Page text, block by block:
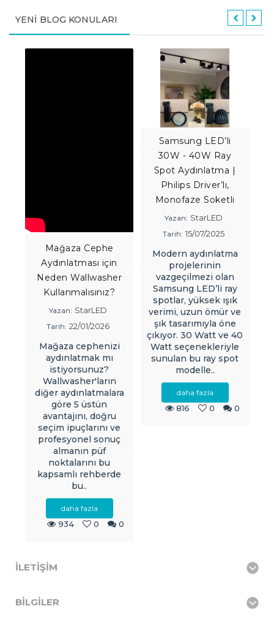
YENI BLOG KONULARI
Mağaza Cephe
Aydınlatması için
Neden Wallwasher
Kullanmalısınız?
Yazan: StarLED
Tarih: 22/01/2026
Mağaza cephenizi
aydınlatmak mı
istiyorsunuz?
Wallwasher'ların
diğer aydınlatmalara
göre 5 üstün
avantajını, doğru
seçim ipuçlarını ve
profesyonel sonuç
almanın püf
noktalarını bu
kapsamlı rehberde
bu..
daha fazla
934 0 0
Samsung LED’li
30W - 40W Ray
Spot Aydınlatma |
Philips Driver’lı,
Monofaze Soketli
Yazan: StarLED
Tarih: 15/07/2025
Modern aydınlatma
projelerinin
vazgeçilmezi olan
Samsung LED’li ray
spotlar, yüksek ışık
verimi, uzun ömür ve
şık tasarımıyla öne
çıkıyor. 30 Watt ve 40
Watt seçenekleriyle
sunulan bu ray spot
modelle..
daha fazla
816 0 0
İLETIŞIM
BILGILER